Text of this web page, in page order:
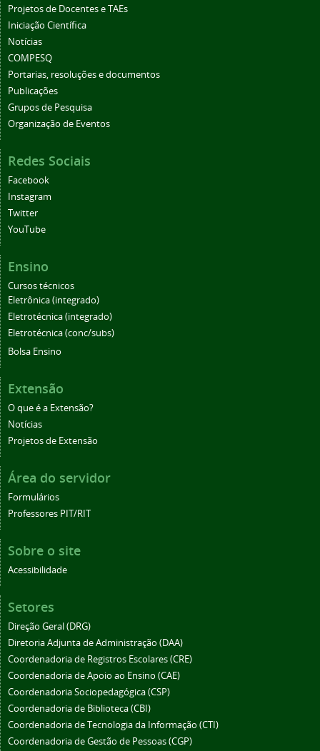
Projetos de Docentes e TAEs
Iniciação Científica
Notícias
COMPESQ
Portarias, resoluções e documentos
Publicações
Grupos de Pesquisa
Organização de Eventos
Redes Sociais
Facebook
Instagram
Twitter
YouTube
Ensino
Cursos técnicos
Eletrônica (integrado)
Eletrotécnica (integrado)
Eletrotécnica (conc/subs)
Bolsa Ensino
Extensão
O que é a Extensão?
Notícias
Projetos de Extensão
Área do servidor
Formulários
Professores PIT/RIT
Sobre o site
Acessibilidade
Setores
Direção Geral (DRG)
Diretoria Adjunta de Administração (DAA)
Coordenadoria de Registros Escolares (CRE)
Coordenadoria de Apoio ao Ensino (CAE)
Coordenadoria Sociopedagógica (CSP)
Coordenadoria de Biblioteca (CBI)
Coordenadoria de Tecnologia da Informação (CTI)
Coordenadoria de Gestão de Pessoas (CGP)